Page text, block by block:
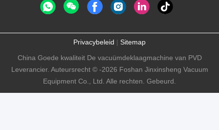
Privacybeleid | Sitemap
China Goede kwaliteit De vacuümdeklaagmachine van PVD
Leverancier. Auteursrecht © -2026 Foshan Jinxinsheng Vacuum
Equipment Co., Ltd. Alle rechten. Gebeurd.